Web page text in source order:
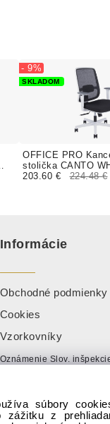
OFFICE PRO
stolička CANTO
čierna
SKLADOM
- 9%
203.60 € 224.48 €
Informácie
Obchodné podmienky
Cookies
Vzorkovníky
Oznámenie Slov.
súbory
zážitku z